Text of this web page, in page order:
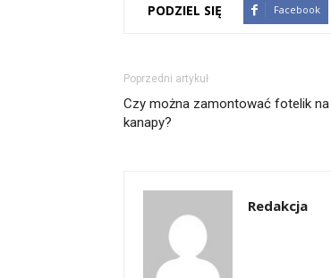
PODZIEL SIĘ Facebook
Poprzedni artykuł
Czy można zamontować fotelik
kanapy?
Redakcja